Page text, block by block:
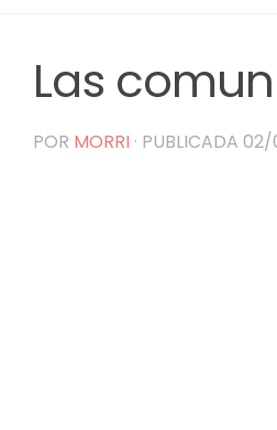
Las
POR MORRI · PUBLICADA 02/